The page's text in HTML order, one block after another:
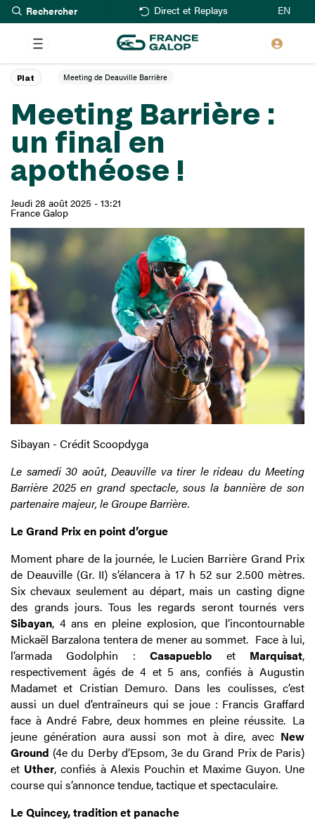
Aller
au
contenu
principal
Rechercher Direct et Replays EN
Meeting Barrière :
un final en
apothéose !
Jeudi 28 août 2025 - 13:21
France Galop
Plat Meeting de Deauville Barrière
Sibayan - Crédit Scoopdyga
Le samedi 30 août, Deauville va tirer le rideau du Meeting
Barrière 2025 en grand spectacle, sous la bannière de son
partenaire majeur, le Groupe Barrière.
Le Grand Prix en point d’orgue
Moment phare de la journée, le Lucien Barrière Grand Prix
de Deauville (Gr. II) s’élancera à 17 h 52 sur 2.500 mètres.
Six chevaux seulement au départ, mais un casting digne
des grands jours. Tous les regards seront tournés vers
Sibayan, 4 ans en pleine explosion, que l’incontournable
Mickaël Barzalona tentera de mener au sommet. Face à lui,
l’armada Godolphin : Casapueblo et Marquisat,
respectivement âgés de 4 et 5 ans, confiés à Augustin
Madamet et Cristian Demuro. Dans les coulisses, c’est
aussi un duel d’entraîneurs qui se joue : Francis Graffard
face à André Fabre, deux hommes en pleine réussite. La
jeune génération aura aussi son mot à dire, avec New
Ground (4e du Derby d’Epsom, 3e du Grand Prix de Paris)
et Uther, confiés à Alexis Pouchin et Maxime Guyon. Une
course qui s’annonce tendue, tactique et spectaculaire.
Le Quincey, tradition et panache